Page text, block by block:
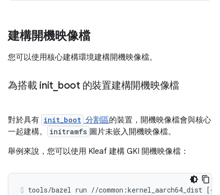
建構開機映像檔
您可以使用核心建構環境建構開機映像檔。
為搭載 init boot 的裝置建構開機映像檔
對於具有 init_boot 分割區的裝置，開機映像檔會與核心
一起建構。
initramfs 圖片未嵌入開機映像檔。
舉例來說，您可以使用 Kleaf 建構 GKI 開機映像檔：
tools/bazel run //common:kernel_aarch64_dist